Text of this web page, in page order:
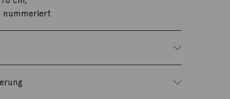
nummeriert